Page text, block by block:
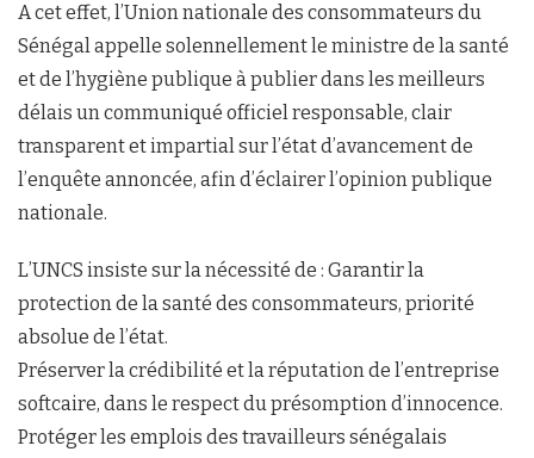
A cet effet, l’Union nationale des consommateurs du
Sénégal appelle solennellement le ministre de la santé
et de l’hygiène publique à publier dans les meilleurs
délais un communiqué officiel responsable, clair
transparent et impartial sur l’état d’avancement de
l’enquête annoncée, afin d’éclairer l’opinion publique
nationale.
L’UNCS insiste sur la nécessité de : Garantir la
protection de la santé des consommateurs, priorité
absolue de l’état.
Préserver la crédibilité et la réputation de l’entreprise
softcaire, dans le respect du présomption d’innocence.
Protéger les emplois des travailleurs sénégalais